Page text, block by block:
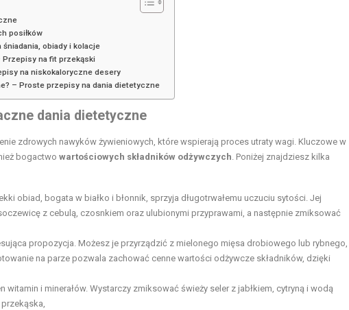
posiłków
obiady i kolacje
Przepisy na fit przekąski
na niskokaloryczne desery
– Proste przepisy na dania dietetyczne
dania dietetyczne
zdrowych nawyków żywieniowych, które wspierają proces utraty wagi. Kluczowe w
bogactwo wartościowych składników odżywczych . Poniżej znajdziesz kilka
obiad, bogata w białko i błonnik, sprzyja długotrwałemu uczuciu sytości. Jej
z cebulą, czosnkiem oraz ulubionymi przyprawami, a następnie zmiksować
propozycja. Możesz je przyrządzić z mielonego mięsa drobiowego lub rybnego,
na parze pozwala zachować cenne wartości odżywcze składników, dzięki
witamin i minerałów. Wystarczy zmiksować świeży seler z jabłkiem, cytryną i wodą